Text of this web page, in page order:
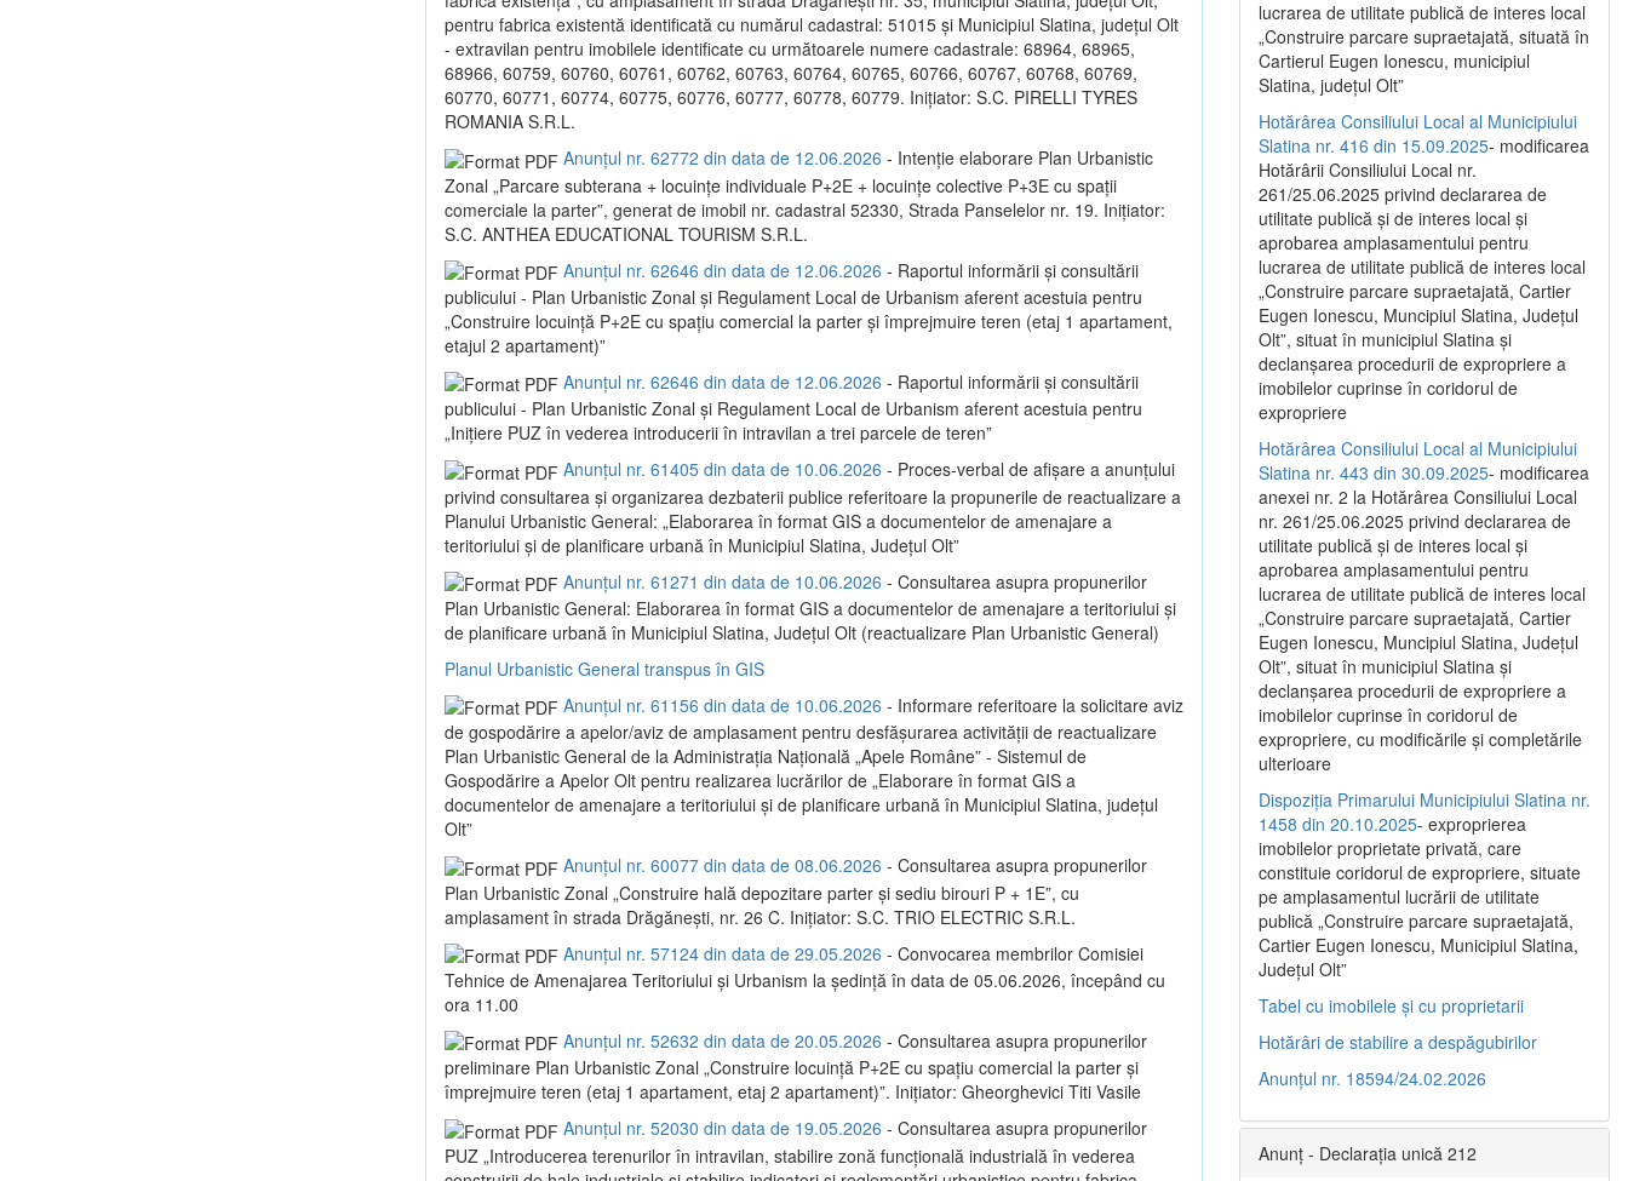
pentru fabrica existentă identificată cu numărul cadastral: 51015 și Municipiul Slatina, județul Olt
- extravilan pentru imobilele identificate cu următoarele numere cadastrale: 68964, 68965,
68966, 60759, 60760, 60761, 60762, 60763, 60764, 60765, 60766, 60767, 60768, 60769,
60770, 60771, 60774, 60775, 60776, 60777, 60778, 60779. Inițiator: S.C. PIRELLI TYRES
ROMANIA S.R.L.
Anunțul nr. 62772 din data de 12.06.2026 - Intenție elaborare Plan Urbanistic
Zonal „Parcare subterana + locuințe individuale P+2E + locuințe colective P+3E cu spații
comerciale la parter”, generat de imobil nr. cadastral 52330, Strada Panselelor nr. 19. Inițiator:
S.C. ANTHEA EDUCATIONAL TOURISM S.R.L.
Anunțul nr. 62646 din data de 12.06.2026 - Raportul informării și consultării
publicului - Plan Urbanistic Zonal și Regulament Local de Urbanism aferent acestuia pentru
„Construire locuință P+2E cu spațiu comercial la parter și împrejmuire teren (etaj 1 apartament,
etajul 2 apartament)”
Anunțul nr. 62646 din data de 12.06.2026 - Raportul informării și consultării
publicului - Plan Urbanistic Zonal și Regulament Local de Urbanism aferent acestuia pentru
„Inițiere PUZ în vederea introducerii în intravilan a trei parcele de teren”
Anunțul nr. 61405 din data de 10.06.2026 - Proces-verbal de afișare a anunțului
privind consultarea și organizarea dezbaterii publice referitoare la propunerile de reactualizare a
Planului Urbanistic General: „Elaborarea în format GIS a documentelor de amenajare a
teritoriului și de planificare urbană în Municipiul Slatina, Județul Olt”
Anunțul nr. 61271 din data de 10.06.2026 - Consultarea asupra propunerilor
Plan Urbanistic General: Elaborarea în format GIS a documentelor de amenajare a teritoriului și
de planificare urbană în Municipiul Slatina, Județul Olt (reactualizare Plan Urbanistic General)
Planul Urbanistic General transpus în GIS
Anunțul nr. 61156 din data de 10.06.2026 - Informare referitoare la solicitare aviz
de gospodărire a apelor/aviz de amplasament pentru desfășurarea activității de reactualizare
Plan Urbanistic General de la Administrația Națională „Apele Române” - Sistemul de
Gospodărire a Apelor Olt pentru realizarea lucrărilor de „Elaborare în format GIS a
documentelor de amenajare a teritoriului și de planificare urbană în Municipiul Slatina, județul
Olt”
Anunțul nr. 60077 din data de 08.06.2026 - Consultarea asupra propunerilor
Plan Urbanistic Zonal „Construire hală depozitare parter și sediu birouri P + 1E”, cu
amplasament în strada Drăgănești, nr. 26 C. Inițiator: S.C. TRIO ELECTRIC S.R.L.
Anunțul nr. 57124 din data de 29.05.2026 - Convocarea membrilor Comisiei
Tehnice de Amenajarea Teritoriului și Urbanism la ședință în data de 05.06.2026, începând cu
ora 11.00
Anunțul nr. 52632 din data de 20.05.2026 - Consultarea asupra propunerilor
preliminare Plan Urbanistic Zonal „Construire locuință P+2E cu spațiu comercial la parter și
împrejmuire teren (etaj 1 apartament, etaj 2 apartament)”. Inițiator: Gheorghevici Titi Vasile
Anunțul nr. 52030 din data de 19.05.2026 - Consultarea asupra propunerilor
PUZ „Introducerea terenurilor în intravilan, stabilire zonă funcțională industrială în vederea
lucrarea de utilitate publică de interes local
„Construire parcare supraetajată, situată în
Cartierul Eugen Ionescu, municipiul
Slatina, județul Olt”
Hotărârea Consiliului Local al Municipiului
Slatina nr. 416 din 15.09.2025- modificarea
Hotărârii Consiliului Local nr.
261/25.06.2025 privind declararea de
utilitate publică și de interes local și
aprobarea amplasamentului pentru
lucrarea de utilitate publică de interes local
„Construire parcare supraetajată, Cartier
Eugen Ionescu, Muncipiul Slatina, Județul
Olt”, situat în municipiul Slatina și
declanșarea procedurii de expropriere a
imobilelor cuprinse în coridorul de
expropriere
Hotărârea Consiliului Local al Municipiului
Slatina nr. 443 din 30.09.2025- modificarea
anexei nr. 2 la Hotărârea Consiliului Local
nr. 261/25.06.2025 privind declararea de
utilitate publică şi de interes local şi
aprobarea amplasamentului pentru
lucrarea de utilitate publică de interes local
„Construire parcare supraetajată, Cartier
Eugen Ionescu, Muncipiul Slatina, Judeţul
Olt”, situat în municipiul Slatina şi
declanşarea procedurii de expropriere a
imobilelor cuprinse în coridorul de
expropriere, cu modificările şi completările
ulterioare
Dispoziția Primarului Municipiului Slatina nr.
1458 din 20.10.2025- exproprierea
imobilelor proprietate privată, care
constituie coridorul de expropriere, situate
pe amplasamentul lucrării de utilitate
publică „Construire parcare supraetajată,
Cartier Eugen Ionescu, Municipiul Slatina,
Județul Olt”
Tabel cu imobilele și cu proprietarii
Hotărâri de stabilire a despăgubirilor
Anunțul nr. 18594/24.02.2026
Anunț - Declarația unică 212